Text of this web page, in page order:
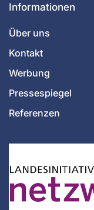
Informationen
Über uns
Kontakt
Werbung
Pressespiegel
Referenzen